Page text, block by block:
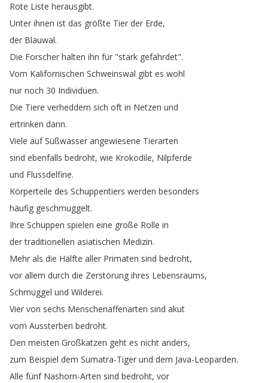
Rote Liste herausgibt.
Unter ihnen ist das größte Tier der Erde,
der Blauwal.
Die Forscher halten ihn für "stark gefährdet".
Vom Kalifornischen Schweinswal gibt es wohl
nur noch 30 Individuen.
Die Tiere verheddern sich oft in Netzen und
ertrinken dann.
Viele auf Süßwasser angewiesene Tierarten
sind ebenfalls bedroht, wie Krokodile, Nilpferde
und Flussdelfine.
Körperteile des Schuppentiers werden besonders
häufig geschmuggelt.
Ihre Schuppen spielen eine große Rolle in
der traditionellen asiatischen Medizin.
Mehr als die Hälfte aller Primaten sind bedroht,
vor allem durch die Zerstörung ihres Lebensraums,
Schmuggel und Wilderei.
Vier von sechs Menschenaffenarten sind akut
vom Aussterben bedroht.
Den meisten Großkatzen geht es nicht anders,
zum Beispiel dem Sumatra-Tiger und dem Java-Leoparden.
Alle fünf Nashorn-Arten sind bedroht, vor